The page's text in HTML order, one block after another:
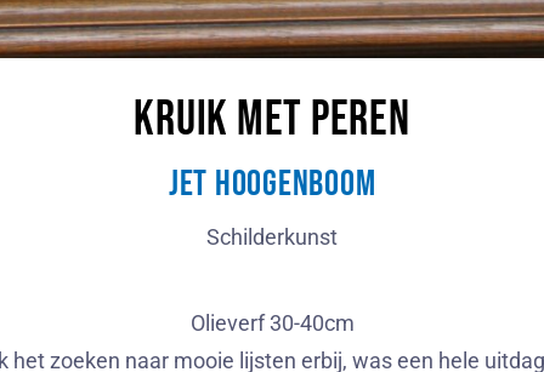
Kruik met peren
Jet Hoogenboom
Schilderkunst
Olieverf 30-40cm
het zoeken naar mooie lijsten erbij, was een hele